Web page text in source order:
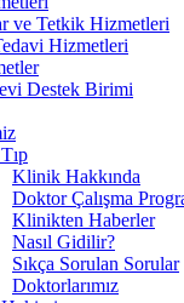
ve Tetkik Hizmetleri
Hizmetleri
Destek Birimi
Klinik Hakkında
Doktor Çalışma
Klinikten Haberler
Nasıl Gidilir?
Sıkça Sorulan Sorular
Doktorlarımız